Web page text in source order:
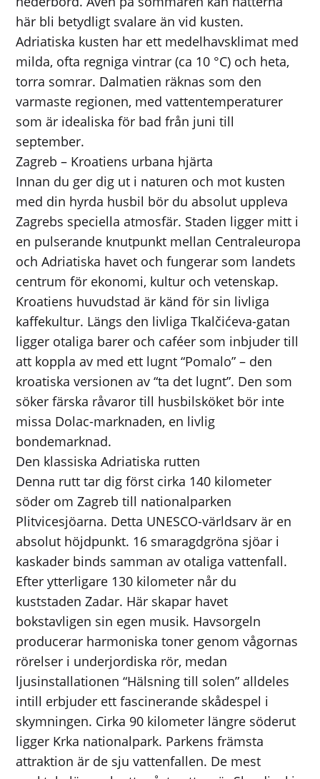
här bli betydligt svalare än vid kusten.
Adriatiska kusten har ett medelhavsklimat med
milda, ofta regniga vintrar (ca 10 °C) och heta,
torra somrar. Dalmatien räknas som den
varmaste regionen, med vattentemperaturer
som är idealiska för bad från juni till
september.
Zagreb – Kroatiens urbana hjärta
Innan du ger dig ut i naturen och mot kusten
med din hyrda husbil bör du absolut uppleva
Zagrebs speciella atmosfär. Staden ligger mitt i
en pulserande knutpunkt mellan Centraleuropa
och Adriatiska havet och fungerar som landets
centrum för ekonomi, kultur och vetenskap.
Kroatiens huvudstad är känd för sin livliga
kaffekultur. Längs den livliga Tkalčićeva-gatan
ligger otaliga barer och caféer som inbjuder till
att koppla av med ett lugnt “Pomalo” – den
kroatiska versionen av “ta det lugnt”. Den som
söker färska råvaror till husbilsköket bör inte
missa Dolac-marknaden, en livlig
bondemarknad.
Den klassiska Adriatiska rutten
Denna rutt tar dig först cirka 140 kilometer
söder om Zagreb till nationalparken
Plitvicesjöarna. Detta UNESCO-världsarv är en
absolut höjdpunkt. 16 smaragdgröna sjöar i
kaskader binds samman av otaliga vattenfall.
Efter ytterligare 130 kilometer når du
kuststaden Zadar. Här skapar havet
bokstavligen sin egen musik. Havsorgeln
producerar harmoniska toner genom vågornas
rörelser i underjordiska rör, medan
ljusinstallationen “Hälsning till solen” alldeles
intill erbjuder ett fascinerande skådespel i
skymningen. Cirka 90 kilometer längre söderut
ligger Krka nationalpark. Parkens främsta
attraktion är de sju vattenfallen. De mest